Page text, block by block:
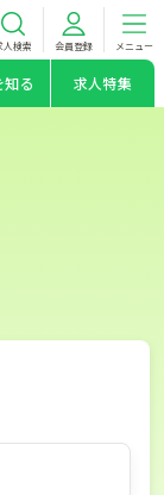
人検索 会員登録 メニュー
知る 求人特集